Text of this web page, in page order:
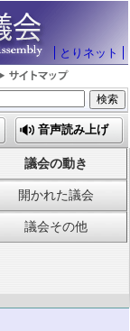
とりネット
音声読み上げ
議会の動き
開かれた議会
議会その他